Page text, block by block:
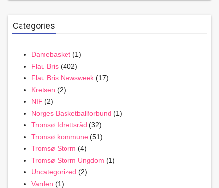
Categories
Damebasket (1)
Flau Bris (402)
Flau Bris Newsweek (17)
Kretsen (2)
NIF (2)
Norges Basketballforbund (1)
Tromsø Idrettsråd (32)
Tromsø kommune (51)
Tromsø Storm (4)
Tromsø Storm Ungdom (1)
Uncategorized (2)
Varden (1)